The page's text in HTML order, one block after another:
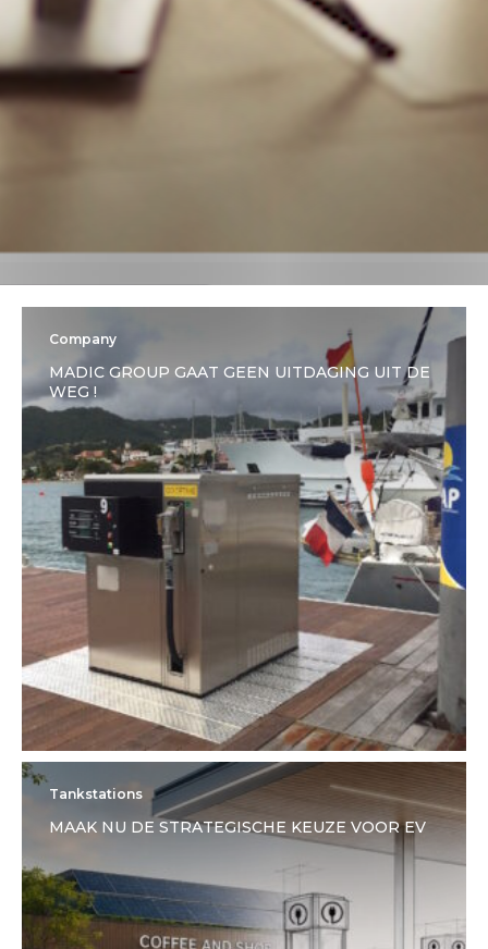
Company
MADIC GROUP GAAT GEEN UITDAGING UIT DE
WEG !
Tankstations
MAAK NU DE STRATEGISCHE KEUZE VOOR EV